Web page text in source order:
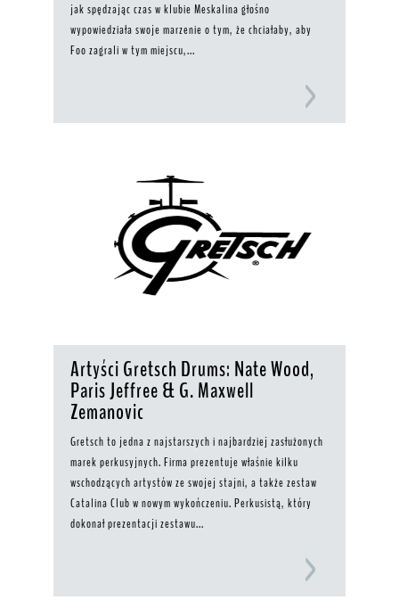
jak spędzając czas w klubie Meskalina głośno
wypowiedziała swoje marzenie o tym, że chciałaby, aby
Foo zagrali w tym miejscu,...
Artyści Gretsch Drums: Nate Wood,
Paris Jeffree & G. Maxwell
Zemanovic
Gretsch to jedna z najstarszych i najbardziej zasłużonych
marek perkusyjnych. Firma prezentuje właśnie kilku
wschodzących artystów ze swojej stajni, a także zestaw
Catalina Club w nowym wykończeniu. Perkusistą, który
dokonał prezentacji zestawu...